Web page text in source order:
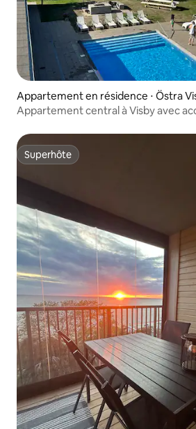
Appartement en résidence ⋅ Östra
Appartement central à Visby avec
Superhôte
Superhôte